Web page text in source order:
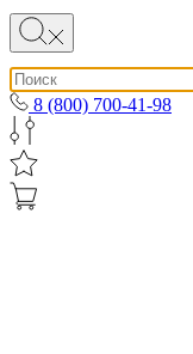
8 (800) 700-41-98